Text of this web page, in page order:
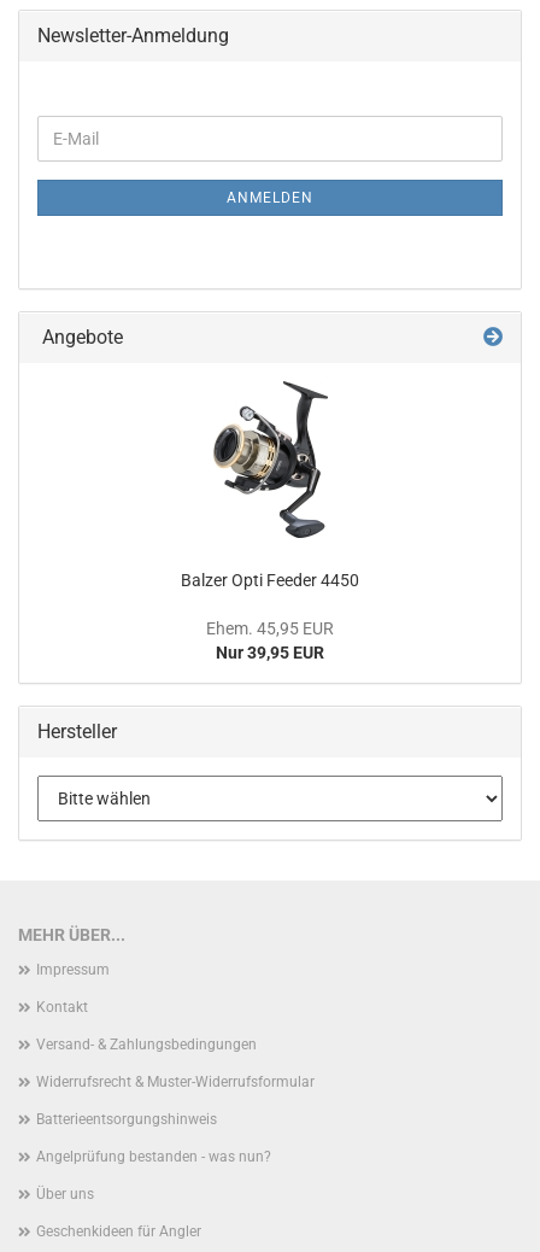
Newsletter-Anmeldung
ZUR
E-
Mail
ANMELDEN
Angebote
Balzer Opti Feeder 4450
Ehem. 45,95 EUR
Nur 39,95 EUR
Hersteller
MEHR ÜBER...
Impressum
Kontakt
Versand- & Zahlungsbedingungen
Widerrufsrecht & Muster-Widerrufsformular
Batterieentsorgungshinweis
Angelprüfung bestanden - was nun?
Über uns
Geschenkideen für Angler